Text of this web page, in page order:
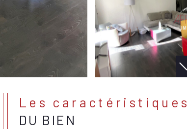
Les caractéristiques
DU BIEN